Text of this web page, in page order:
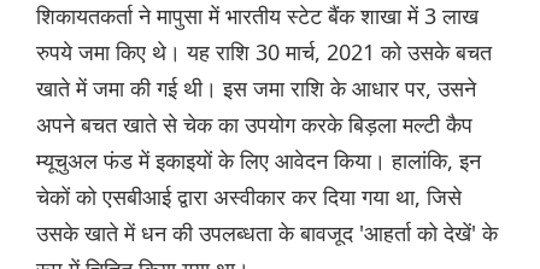
शिकायतकर्ता ने मापुसा में भारतीय स्टेट बैंक शाखा में 3 लाख
रुपये जमा किए थे। यह राशि 30 मार्च, 2021 को उसके बचत
खाते में जमा की गई थी। इस जमा राशि के आधार पर, उसने
अपने बचत खाते से चेक का उपयोग करके बिड़ला मल्टी कैप
म्यूचुअल फंड में इकाइयों के लिए आवेदन किया। हालांकि, इन
चेकों को एसबीआई द्वारा अस्वीकार कर दिया गया था, जिसे
उसके खाते में धन की उपलब्धता के बावजूद 'आहर्ता को देखें' के